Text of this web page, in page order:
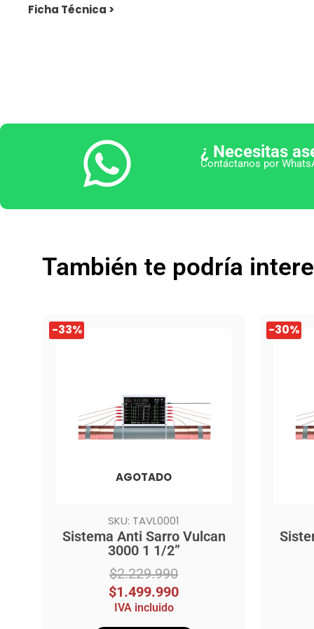
Ficha Técnica >
¿ Necesitas
Contáctanos por
También te podría
-33%
AGOTADO
SKU: TAVL0001
Sistema Anti Sarro Vulcan
3000 1 1/2”
$2.229.990
El
precio
$2.229.990.
$1.499.990
El
precio
$1.499.990.
IVA incluido
-30%
El
precio
El
precio